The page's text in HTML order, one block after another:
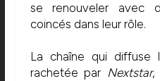
se renouveler avec
coincés dans leur rôle.
La chaîne qui
rachetée par Nextstar,